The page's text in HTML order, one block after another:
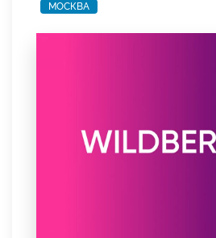
МОСКВА